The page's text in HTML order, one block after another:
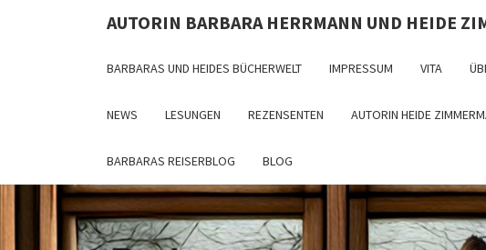
AUTORIN BARBARA HERRMANN UND HEIDE
BARBARAS UND HEIDES BÜCHERWELT IMPRESSUM VITA
NEWS LESUNGEN REZENSENTEN AUTORIN HEIDE
BARBARAS REISERBLOG BLOG